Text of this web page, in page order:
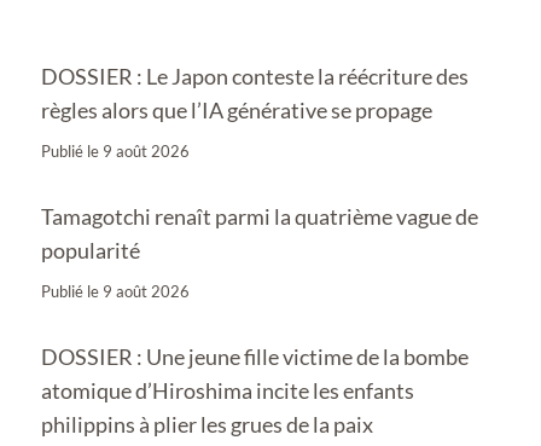
DOSSIER : Le Japon conteste la réécriture des
règles alors que l’IA générative se propage
Publié le 9 août 2026
Tamagotchi renaît parmi la quatrième vague de
popularité
Publié le 9 août 2026
DOSSIER : Une jeune fille victime de la bombe
atomique d’Hiroshima incite les enfants
philippins à plier les grues de la paix